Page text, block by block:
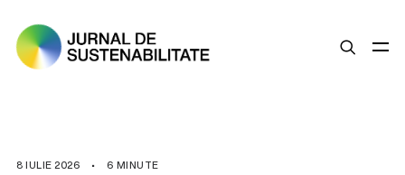
ȘTIRI
8 IULIE 2026 • 6 MINUTE